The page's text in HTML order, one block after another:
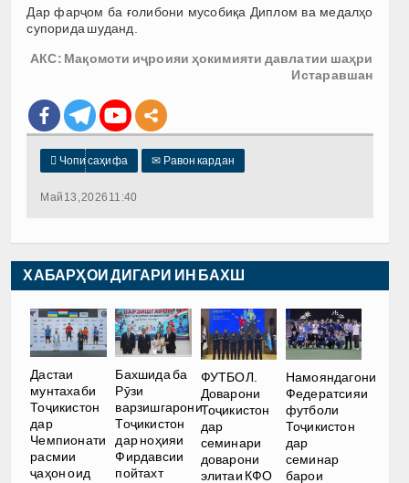
Дар фарҷом ба ғолибони мусобиқа Диплом ва медалҳо
супорида шуданд.
АКС: Мақомоти иҷроияи ҳокимияти давлатии шаҳри
Истаравшан
 Чопи саҳифа ✉ Равон кардан
Май 13, 2026 11:40
ХАБАРҲОИ ДИГАРИ ИН БАХШ
Дастаи
мунтахаби
Тоҷикистон
дар
Чемпионати
расмии
ҷаҳон оид
Бахшида ба
Рӯзи
варзишгарони
Тоҷикистон
дар ноҳияи
Фирдавсии
пойтахт
ФУТБОЛ.
Доварони
Тоҷикистон
дар
семинари
доварони
элитаи КФО
Намояндагони
Федератсияи
футболи
Тоҷикистон
дар
семинар
барои